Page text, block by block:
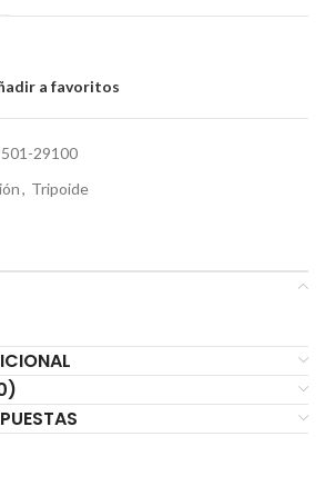
a favoritos
29100
, Tripoide